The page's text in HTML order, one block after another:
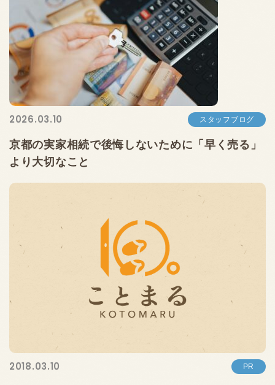
2026.03.10 スタッフブログ
京都の実家相続で後悔しないために「早く売る」
より大切なこと
2018.03.10 PR